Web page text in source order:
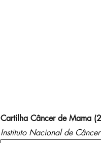
Cartilha Câncer de Mama
Instituto Nacional de